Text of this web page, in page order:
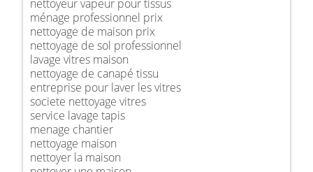
nettoyeur vapeur pour tissus
ménage professionnel prix
nettoyage de maison prix
nettoyage de sol professionnel
lavage vitres maison
nettoyage de canapé tissu
entreprise pour laver les vitres
societe nettoyage vitres
service lavage tapis
menage chantier
nettoyage maison
nettoyer la maison